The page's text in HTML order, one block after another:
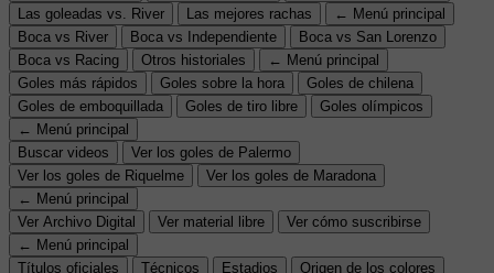
Las goleadas vs. River
Las mejores rachas
← Menú principal
Boca vs River
Boca vs Independiente
Boca vs San Lorenzo
Boca vs Racing
Otros historiales
← Menú principal
Goles más rápidos
Goles sobre la hora
Goles de chilena
Goles de emboquillada
Goles de tiro libre
Goles olímpicos
← Menú principal
Buscar videos
Ver los goles de Palermo
Ver los goles de Riquelme
Ver los goles de Maradona
← Menú principal
Ver Archivo Digital
Ver material libre
Ver cómo suscribirse
← Menú principal
Títulos oficiales
Técnicos Estadios Origen de los colores